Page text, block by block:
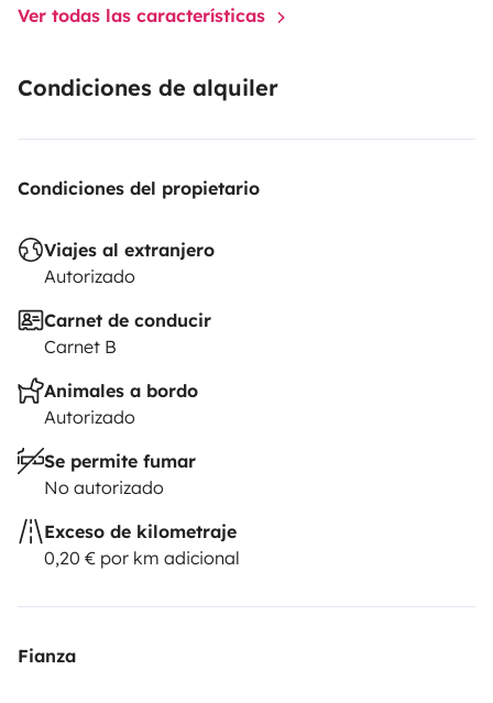
Ver todas las características
Condiciones de alquiler
Condiciones del propietario
Viajes al extranjero
Autorizado
Carnet de conducir
Carnet B
Animales a bordo
Autorizado
Se permite fumar
No autorizado
Exceso de kilometraje
0,20 € por km adicional
Fianza